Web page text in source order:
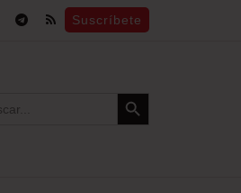
Suscríbete
Search Button